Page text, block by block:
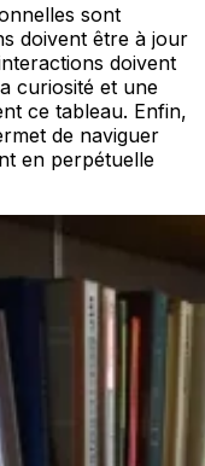
sont
doivent être à jour
doivent
curiosité et une
ce tableau. Enfin,
de naviguer
en perpétuelle